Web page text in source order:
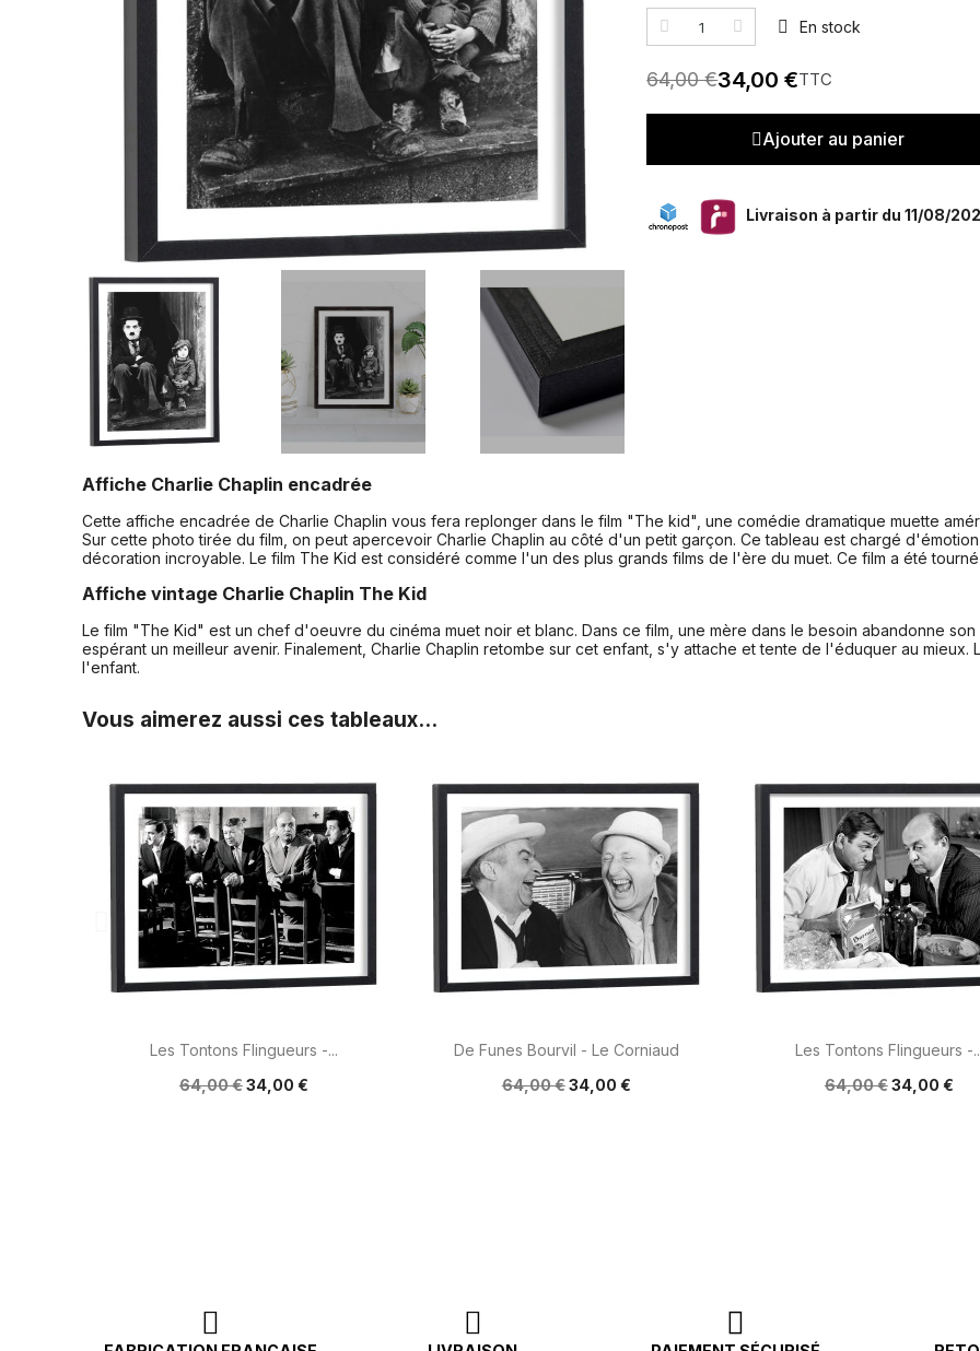
En stock
64,00 €34,00 €TTC
Ajouter au panier
Livraison à partir du 11/08/
Affiche Charlie Chaplin encadrée
Cette affiche encadrée de Charlie Chaplin vous fera replonger dans le film "The kid", une comédie dramatique muette
Sur cette photo tirée du film, on peut apercevoir Charlie Chaplin au côté d'un petit garçon. Ce tableau est chargé
décoration incroyable. Le film The Kid est considéré comme l'un des plus grands films de l'ère du muet. Ce film a été
Affiche vintage Charlie Chaplin The Kid
Le film "The Kid" est un chef d'oeuvre du cinéma muet noir et blanc. Dans ce film, une mère dans le besoin abandonne
espérant un meilleur avenir. Finalement, Charlie Chaplin retombe sur cet enfant, s'y attache et tente de l'éduquer au
l'enfant.
Vous aimerez aussi ces tableaux...
Aperçu rapide
Les Tontons Flingueurs -...
64,00 €34,00 €
Aperçu rapide
De Funes Bourvil - Le Corniaud
64,00 €34,00 €
Aperçu rapide
Les Tontons Flingueurs -
64,00 €34,00 €